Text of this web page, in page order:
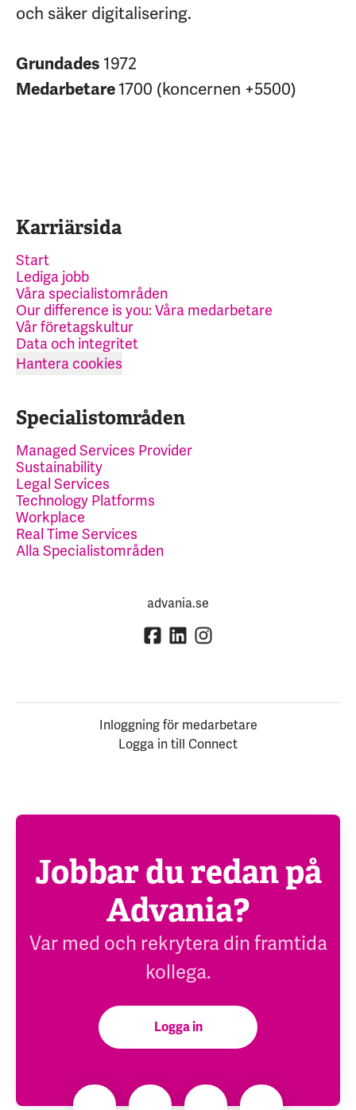
och säker digitalisering.
Grundades1972
Medarbetare1700 (koncernen +5500)
Karriärsida
Start
Lediga jobb
Våra specialistområden
Our difference is you: Våra medarbetare
Vår företagskultur
Data och integritet
Hantera cookies
Specialistområden
Managed Services Provider
Sustainability
Legal Services
Technology Platforms
Workplace
Real Time Services
Alla Specialistområden
advania.se
Inloggning för medarbetare
Logga in till Connect
Jobbar du redan på
Advania?
Var med och rekrytera din framtida
kollega.
Logga in